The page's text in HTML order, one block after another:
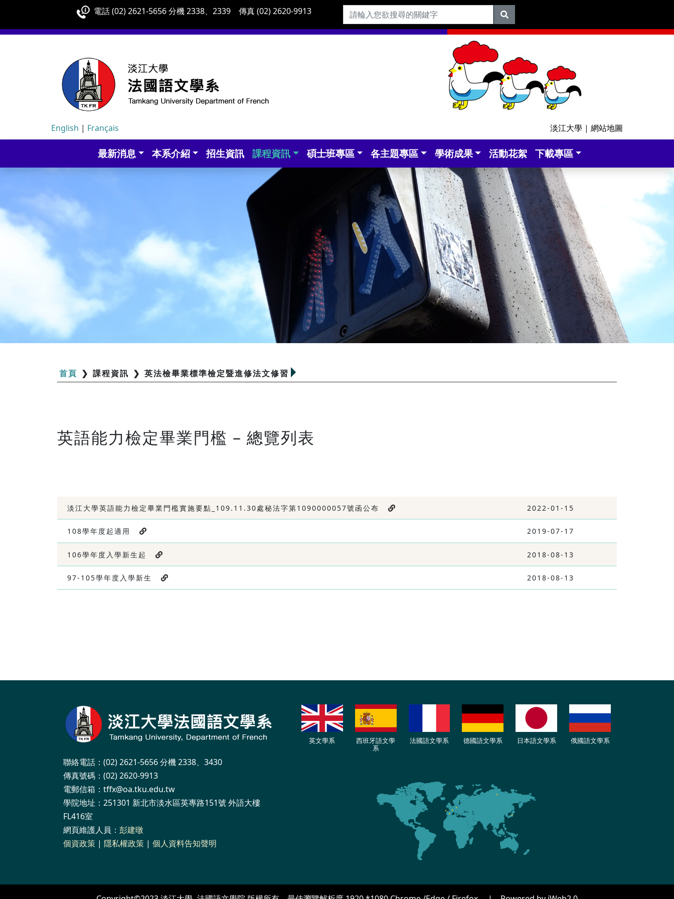
電話 (02) 2621-5656 分機 2338、2339 傳真 (02) 2620-9913
English | Français 淡江大學 | 網站地圖
最新消息 本系介紹 招生資訊 課程資訊 碩士班專區 各主題專區 學術成果 活動花絮 下載專區
首頁 ❯ 課程資訊 ❯ 英法檢畢業標準檢定暨進修法文修習
英語能力檢定畢業門檻 – 總覽列表
淡江大學英語能力檢定畢業門檻實施要點_109.11.30處秘法字第1090000057號函公布 2022-01-15
108學年度起適用 2019-07-17
106學年度入學新生起 2018-08-13
97-105學年度入學新生 2018-08-13
聯絡電話：(02) 2621-5656 分機 2338、3430
傳真號碼：(02) 2620-9913
電郵信箱：tffx@oa.tku.edu.tw
學院地址：251301 新北市淡水區英專路151號 外語大樓
FL416室
網頁維護人員： 彭建暾
個資政策 | 隱私權政策 | 個人資料告知聲明
英文學系
西班牙語文學
系
法國語文學系 德國語文學系 日本語文學系 俄國語文學系